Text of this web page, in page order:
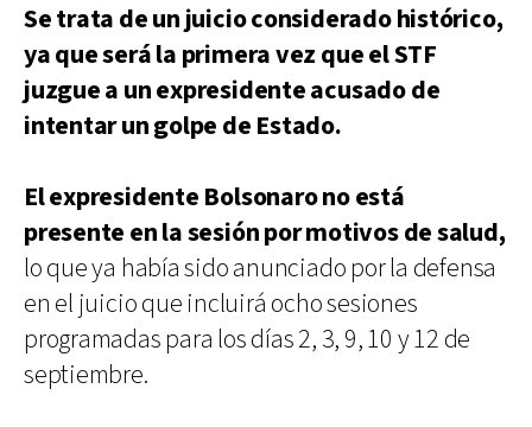
Se trata de un juicio considerado histórico,
ya que será la primera vez que el STF
juzgue a un expresidente acusado de
intentar un golpe de Estado.
El expresidente Bolsonaro no está
presente en la sesión por motivos de salud,
lo que ya había sido anunciado por la defensa
en el juicio que incluirá ocho sesiones
programadas para los días 2, 3, 9, 10 y 12 de
septiembre.